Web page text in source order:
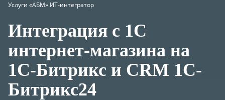
Услуги «АБМ» ИТ-интегратор
Интеграция с 1С
интернет-магазина на
1С-Битрикс и CRM 1С-
Битрикс24